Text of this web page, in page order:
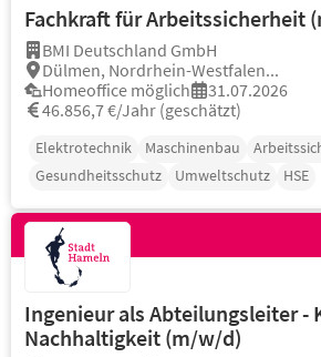
Fachkraft für Arbeitssicherheit
BMI Deutschland GmbH
Dülmen, Nordrhein-Westfalen...
Homeoffice möglich
31.07.2026
46.856,7 €/Jahr (geschätzt)
Elektrotechnik Maschinenbau
Gesundheitsschutz
Umweltschutz HSE
Ingenieur als Abteilungsleiter -
Nachhaltigkeit (m/w/d)